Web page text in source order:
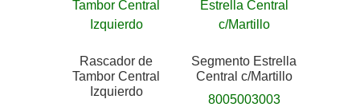
Rascador de
Tambor Central
Izquierdo
Segmento Estrella
Central c/Martillo
8005003003